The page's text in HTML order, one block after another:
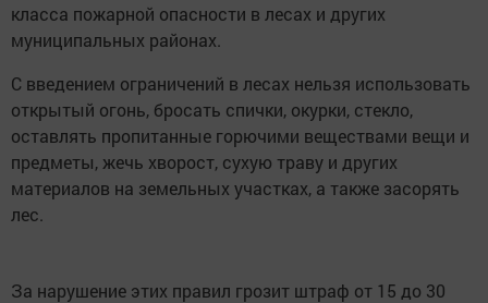
класса пожарной опасности в лесах и других
муниципальных районах.
С введением ограничений в лесах нельзя использовать
открытый огонь, бросать спички, окурки, стекло,
оставлять пропитанные горючими веществами вещи и
предметы, жечь хворост, сухую траву и других
материалов на земельных участках, а также засорять
лес.
За нарушение этих правил грозит штраф от 15 до 30